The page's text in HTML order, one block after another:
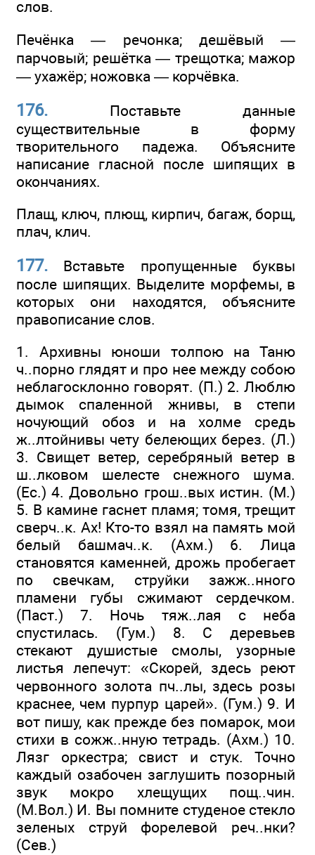
слов.
Печёнка — речонка; дешёвый —
парчовый; решётка — трещотка; мажор
— ухажёр; ножовка — корчёвка.
176. Поставьте данные
существительные в форму
творительного падежа. Объясните
написание гласной после шипящих в
окончаниях.
Плащ, ключ, плющ, кирпич, багаж, борщ,
плач, клич.
177. Вставьте пропущенные буквы
после шипящих. Выделите морфемы, в
которых они находятся, объясните
правописание слов.
1. Архивны юноши толпою на Таню
ч..порно глядят и про нее между собою
неблагосклонно говорят. (П.) 2. Люблю
дымок спаленной жнивы, в степи
ночующий обоз и на холме средь
ж..лтойнивы чету белеющих берез. (Л.)
3. Свищет ветер, серебряный ветер в
ш..лковом шелесте снежного шума.
(Ес.) 4. Довольно грош..вых истин. (М.)
5. В камине гаснет пламя; томя, трещит
сверч..к. Ах! Кто-то взял на память мой
белый башмач..к. (Ахм.) 6. Лица
становятся каменней, дрожь пробегает
по свечкам, струйки зажж..нного
пламени губы сжимают сердечком.
(Паст.) 7. Ночь тяж..лая с неба
спустилась. (Гум.) 8. С деревьев
стекают душистые смолы, узорные
листья лепечут: «Скорей, здесь реют
червонного золота пч..лы, здесь розы
краснее, чем пурпур царей». (Гум.) 9. И
вот пишу, как прежде без помарок, мои
стихи в сожж..нную тетрадь. (Ахм.) 10.
Лязг оркестра; свист и стук. Точно
каждый озабочен заглушить позорный
звук мокро хлещущих пощ..чин.
(М.Вол.) И. Вы помните студеное стекло
зеленых струй форелевой реч..нки?
(Сев.)